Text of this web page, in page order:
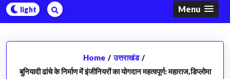
Menu
Home / उत्तराखंड /
बुनियादी ढांचे के निर्माण में इंजीनियरों का योगदान महत्वपूर्ण: महाराज,डिप्लोमा